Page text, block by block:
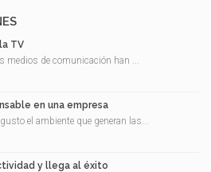
TV
medios de comunicación han ...
en una empresa
el ambiente que generan las...
y llega al éxito